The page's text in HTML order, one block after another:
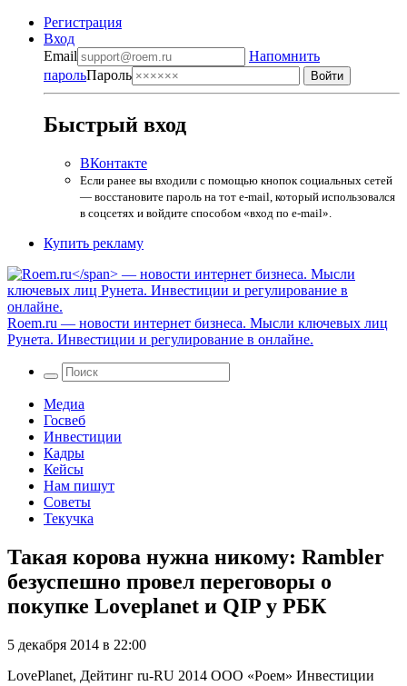
Регистрация
Вход
Email
Напомнить
парольПароль
Быстрый вход
ВКонтакте
Если ранее вы входили с помощью кнопок социальных сетей
— восстановите пароль на тот e-mail, который использовался
в соцсетях и войдите способом «вход по e-mail».
Купить рекламу
Roem.ru — новости интернет бизнеса. Мысли ключевых лиц
Рунета. Инвестиции и регулирование в онлайне.
Медиа
Госвеб
Инвестиции
Кадры
Кейсы
Нам пишут
Советы
Текучка
Такая корова нужна никому: Rambler
безуспешно провел переговоры о
покупке Loveplanet и QIP у РБК
5 декабря 2014 в 22:00
LovePlanet, Дейтинг ru-RU 2014 ООО «Роем» Инвестиции